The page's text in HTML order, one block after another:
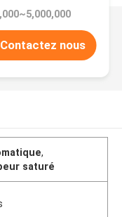
Contactez nous
,
saturé